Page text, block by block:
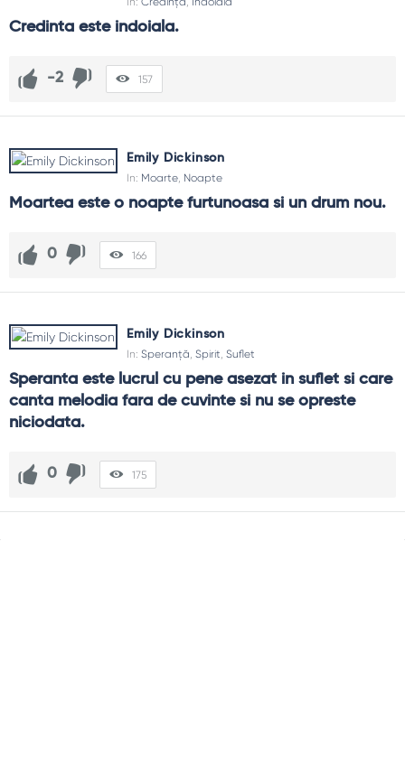
Credinta este indoiala.
-2 157
Emily Dickinson
In: Moarte Noapte
Moartea este o noapte furtunoasa si un drum nou.
0 166
Emily Dickinson
In: Speranță Spirit Suflet
Speranta este lucrul cu pene asezat in suflet si care
canta melodia fara de cuvinte si nu se opreste
niciodata.
0 175